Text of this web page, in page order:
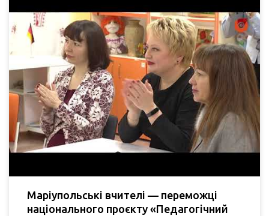
Маріупольські вчителі — переможці
національного проєкту «Педагогічний